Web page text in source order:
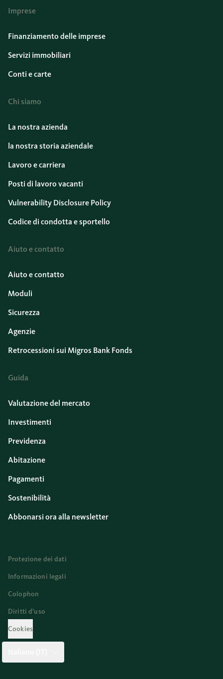
Imprese
Finanziamento delle imprese
Servizi immobiliari
Conti e carte
Chi siamo
La nostra azienda
la nostra storia aziendale
Lavoro e carriera
Posti di lavoro vacanti
Vulnerability Disclosure Policy
Codice di condotta e sportello
Aiuto e contatto
Aiuto e contatto
Moduli
Sicurezza
Agenzie
Retrocessioni sui Migros Bank Fonds
Guida
Valutazione del mercato
Investimenti
Previdenza
Abitazione
Pagamenti
Sostenibilità
Abbonarsi ora alla newsletter
Protezione dei dati
Informazioni legali
Colophon
Diritti d’uso
Cookies